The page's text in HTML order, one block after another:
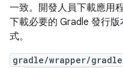
一致。開發人員下載應用
下載必要的 Gradle 發行
式。
gradle/wrapper/